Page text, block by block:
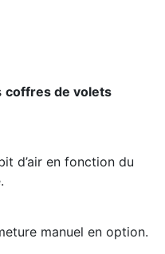
coffres de volets
d’air en fonction du
manuel en option.